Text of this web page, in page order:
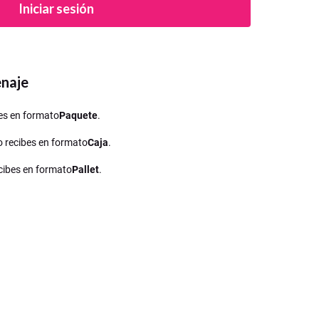
Iniciar sesión
en formatoPaquete.
recibes en formatoCaja.
en formatoPallet.